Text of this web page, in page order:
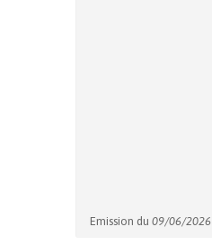
Emission du 09/06/2026